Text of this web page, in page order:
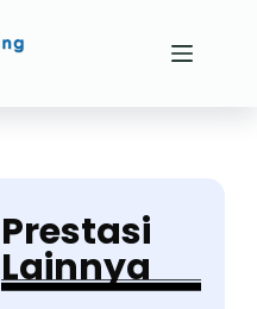
Prestasi
Lainnya